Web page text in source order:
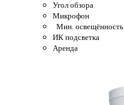
Угол обзора
Микрофон
Мин. освещённость
ИК подсветка
Аренда